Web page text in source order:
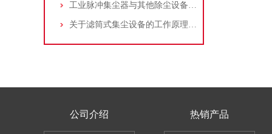
工业脉冲集尘器与其他除尘设备的比较
关于滤筒式集尘设备的工作原理及特点说明
公司介绍 热销产品